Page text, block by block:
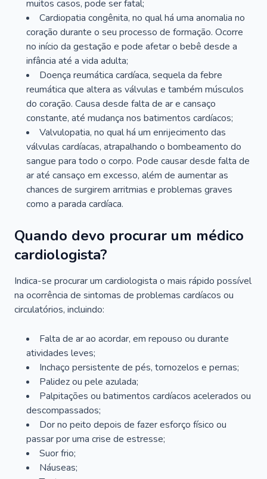
muitos casos, pode ser fatal;
Cardiopatia congênita, no qual há uma anomalia no
coração durante o seu processo de formação. Ocorre
no início da gestação e pode afetar o bebê desde a
infância até a vida adulta;
Doença reumática cardíaca, sequela da febre
reumática que altera as válvulas e também músculos
do coração. Causa desde falta de ar e cansaço
constante, até mudança nos batimentos cardíacos;
Valvulopatia, no qual há um enrijecimento das
válvulas cardíacas, atrapalhando o bombeamento do
sangue para todo o corpo. Pode causar desde falta de
ar até cansaço em excesso, além de aumentar as
chances de surgirem arritmias e problemas graves
como a parada cardíaca.
Quando devo procurar um médico
cardiologista?
Indica-se procurar um cardiologista o mais rápido possível
na ocorrência de sintomas de problemas cardíacos ou
circulatórios, incluindo:
Falta de ar ao acordar, em repouso ou durante
atividades leves;
Inchaço persistente de pés, tornozelos e pernas;
Palidez ou pele azulada;
Palpitações ou batimentos cardíacos acelerados ou
descompassados;
Dor no peito depois de fazer esforço físico ou
passar por uma crise de estresse;
Suor frio;
Náuseas;